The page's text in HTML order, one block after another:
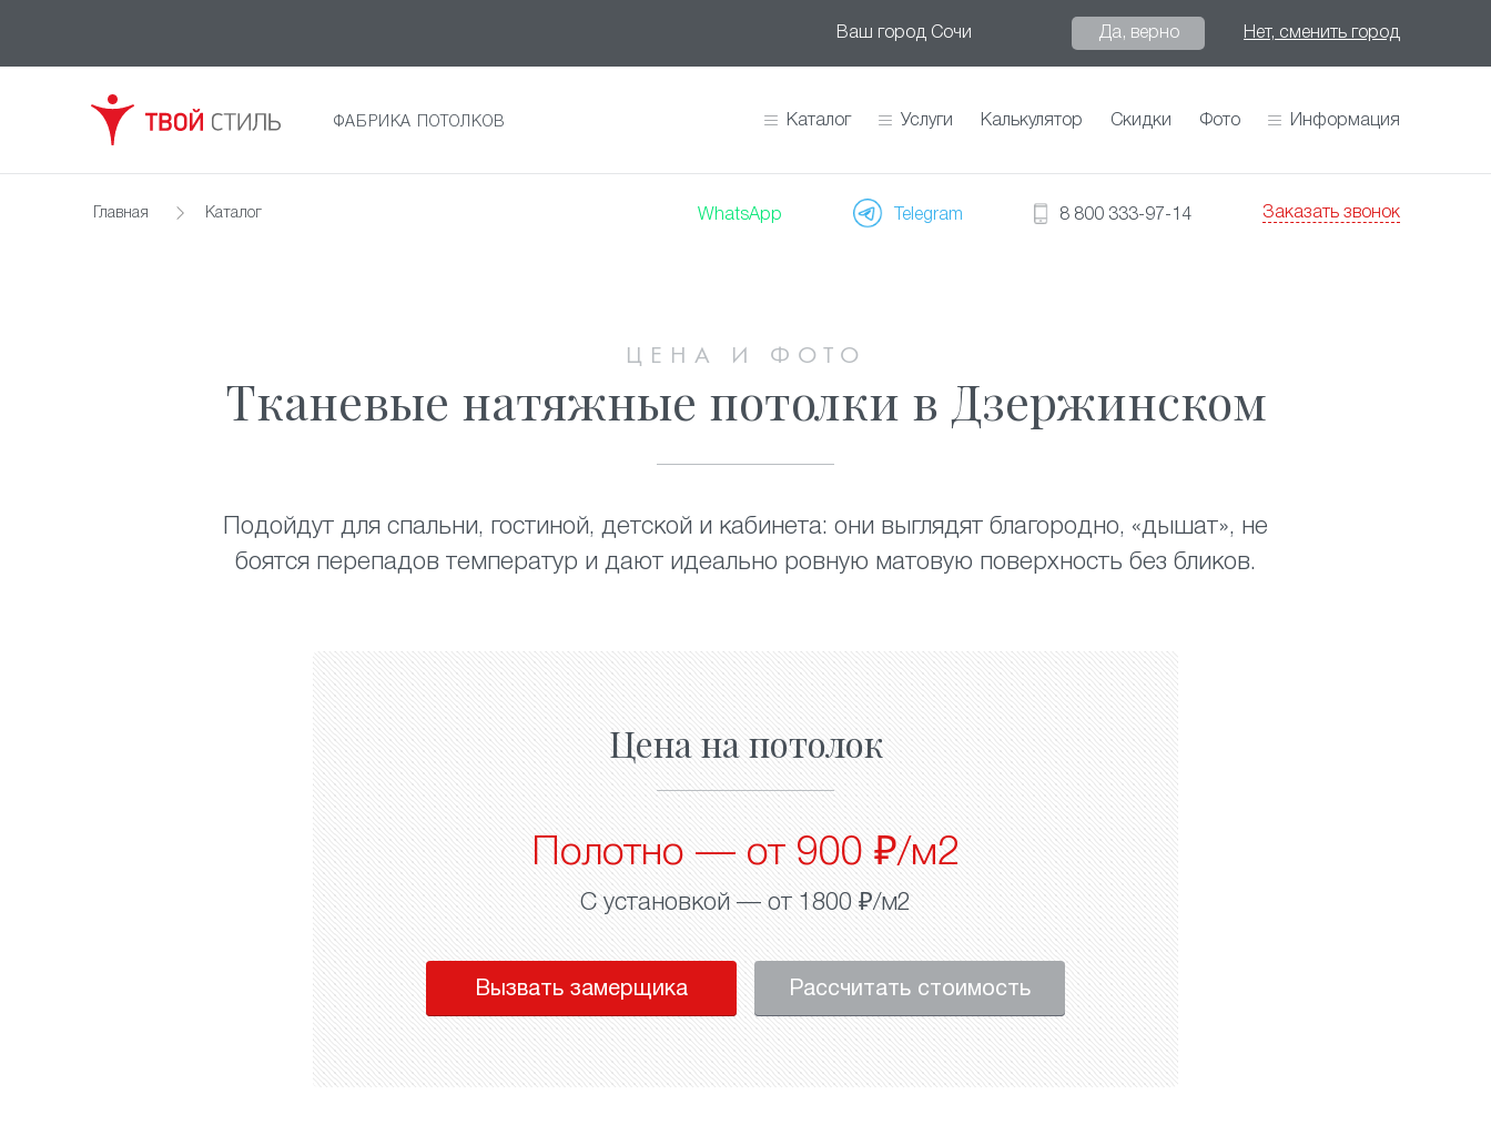
Ваш город Сочи Да, верно Нет, сменить город
ФАБРИКА ПОТОЛКОВ Каталог Услуги Калькулятор Скидки Фото Информация
Главная Каталог WhatsApp Telegram 8 800 333-97-14 Заказать звонок
ЦЕНА И ФОТО
Тканевые натяжные потолки в Дзержинском
Подойдут для спальни, гостиной, детской и кабинета: они выглядят благородно, «дышат», не
боятся перепадов температур и дают идеально ровную матовую поверхность без бликов.
Цена на потолок
Полотно — от 900 ₽/м2
С установкой — от 1800 ₽/м2
Вызвать замерщика Рассчитать стоимость